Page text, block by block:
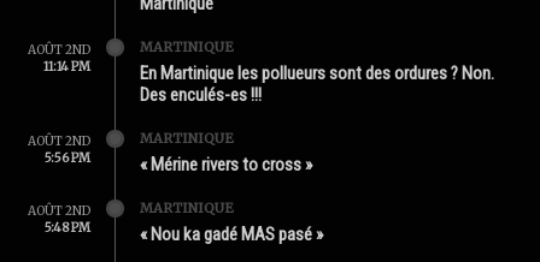
AOÛT 2ND
11:14 PM
MARTINIQUE
En Martinique les pollueurs sont des ordures ? Non.
Des enculés-es !!!
AOÛT 2ND
5:56 PM
MARTINIQUE
« Mérine rivers to cross »
AOÛT 2ND
5:48 PM
MARTINIQUE
« Nou ka gadé MAS pasé »